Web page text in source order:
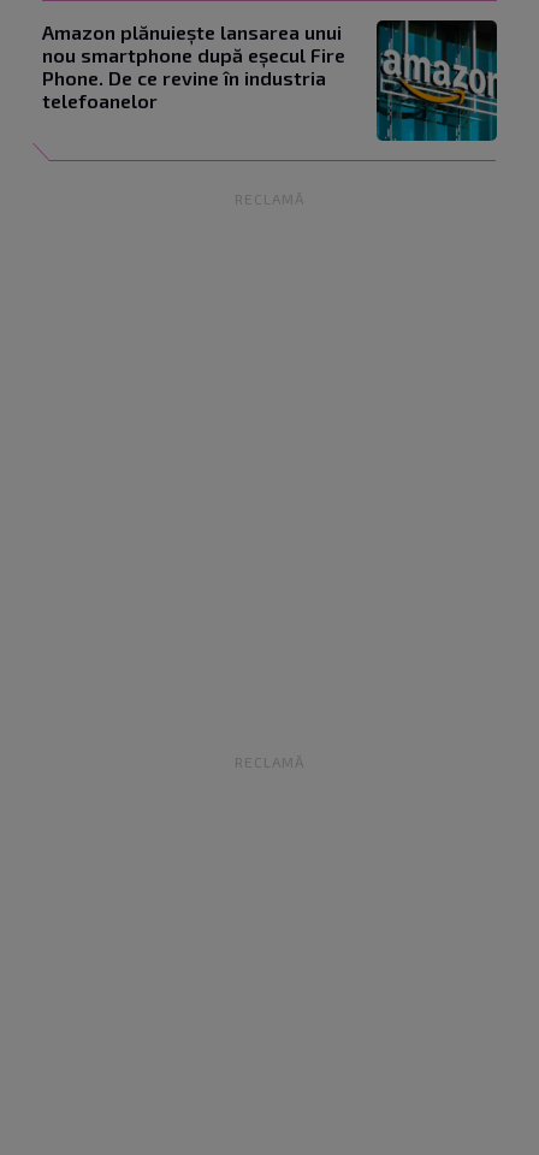
Amazon plănuiește lansarea unui
nou smartphone după eșecul Fire
Phone. De ce revine în industria
telefoanelor
RECLAMĂ
RECLAMĂ